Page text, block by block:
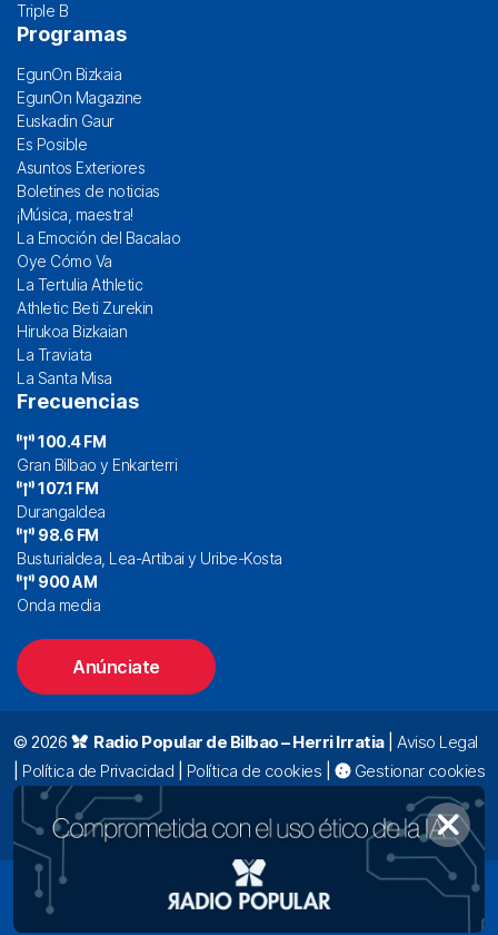
Triple B
Programas
EgunOn Bizkaia
EgunOn Magazine
Euskadin Gaur
Es Posible
Asuntos Exteriores
Boletines de noticias
¡Música, maestra!
La Emoción del Bacalao
Oye Cómo Va
La Tertulia Athletic
Athletic Beti Zurekin
Hirukoa Bizkaian
La Traviata
La Santa Misa
Frecuencias
100.4 FM
Gran Bilbao y Enkarterri
107.1 FM
Durangaldea
98.6 FM
Busturialdea, Lea-Artibai y Uribe-Kosta
900 AM
Onda media
Anúnciate
© 2026 Radio Popular de Bilbao – Herri Irratia| Aviso Legal
Política de Privacidad Política de cookies
Gestionar cookies
Alda. Mazarredo, 47 – 7º 48009 Bilbao |
94 423 92 00|
oyentes@radiopopular.com